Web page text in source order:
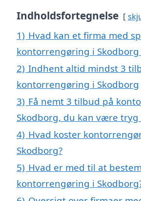
Indholdsfortegnelse
1) Hvad kan et firma med
kontorrengøring i
2) Indhent altid mindst 3
kontorrengøring i Skodborg
3) Få nemt 3 tilbud på
Skodborg, du kan være tryg
4) Hvad koster
Skodborg?
5) Hvad er med til at
kontorrengøring i